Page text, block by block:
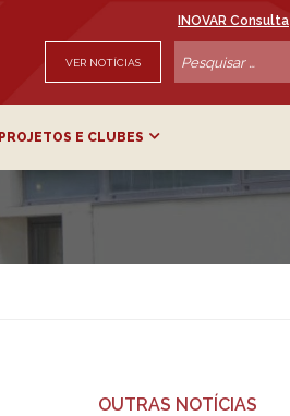
INOVAR Consulta
VER NOTÍCIAS
PROJETOS E CLUBES
OUTRAS NOTÍCIAS